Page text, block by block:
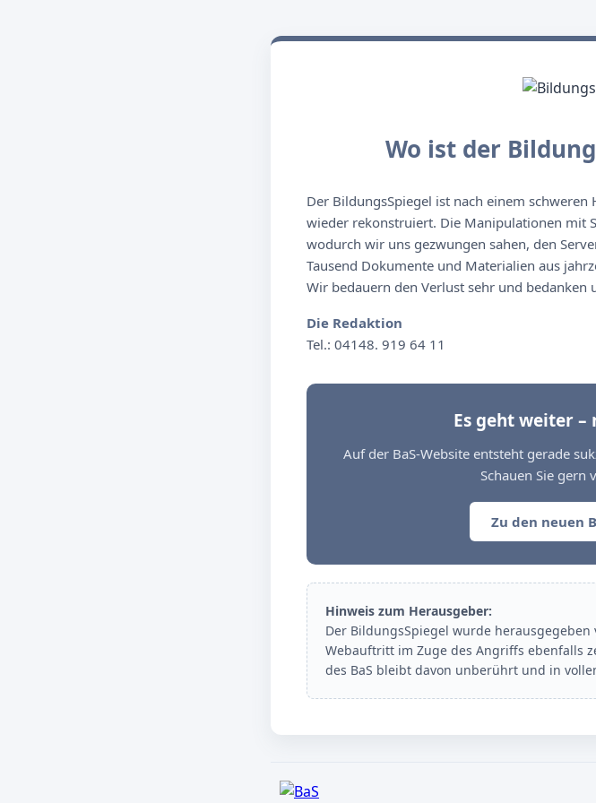
Wo ist der
Der BildungsSpiegel ist nach einem
wieder rekonstruiert. Die Manipulationen mit
wodurch wir uns gezwungen sahen, den
Tausend Dokumente und Materialien aus
Wir bedauern den Verlust sehr und bedanken
Die Redaktion
Tel.: 04148. 919 64 11
Es geht weiter –
Auf der BaS-Website entsteht gerade
Schauen Sie gern
Zu den neuen
Hinweis zum Herausgeber:
Der BildungsSpiegel wurde herausgegeben
Webauftritt im Zuge des Angriffs ebenfalls
des BaS bleibt davon unberührt und in